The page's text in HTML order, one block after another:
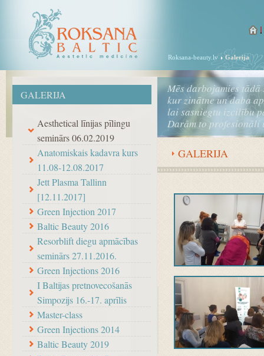
Mēs darbojamies tādā
kur zinātne un daba
lai sasniegtu izcilību
Darām to profesionāli
GALERIJA
Aesthetical līnijas pīlingu
seminārs 06.02.2019
Anatomiskais kadavra kurs
11.08-12.08.2017
Jett Plasma Tallinn
[12.11.2017]
Green Injection 2017
Baltic Beauty 2016
Resorblift diegu apmācības
seminārs 27.11.2016.
Green Injections 2016
I Baltijas pretnovecošanās
Simpozijs 16.-17. aprīlis
Master-class
Green Injections 2014
Baltic Beauty 2019
Roksana-beauty.lv Galerija
GALERIJA